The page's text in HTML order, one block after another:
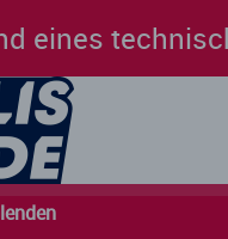
technischen